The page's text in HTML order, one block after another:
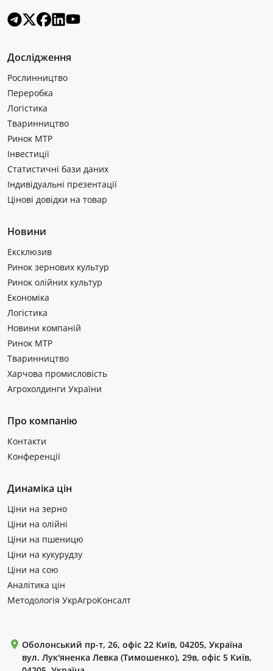
Дослідження
Рослинництво
Переробка
Логістика
Тваринництво
Ринок МТР
Інвестиції
Статистичні бази даних
Індивідуальні презентації
Цінові довідки на товар
Новини
Ексклюзив
Ринок зернових культур
Ринок олійних культур
Економіка
Логістика
Новини компаній
Ринок МТР
Тваринництво
Харчова промисловість
Агрохолдинги України
Про компанію
Контакти
Конференції
Динаміка цін
Ціни на зерно
Ціни на олійні
Ціни на пшеницю
Ціни на кукурудзу
Ціни на сою
Аналітика цін
Методологія УкрАгроКонсалт
Оболонський пр-т, 26, офіс 22 Київ, 04205, Україна
вул. Лук'яненка Левка (Тимошенко), 29в, офіс 5 Київ,